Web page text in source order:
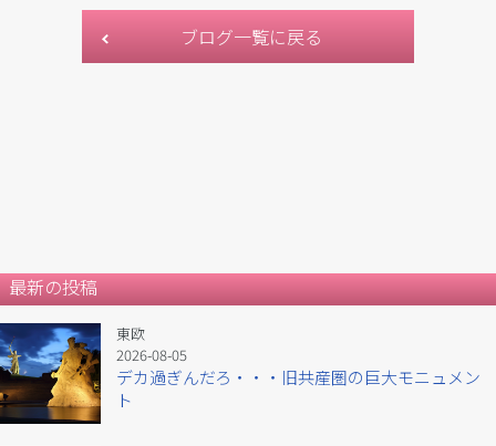
ブログ一覧に戻る
最新の投稿
東欧
2026-08-05
デカ過ぎんだろ・・・旧共産圏の巨大モニュメン
ト